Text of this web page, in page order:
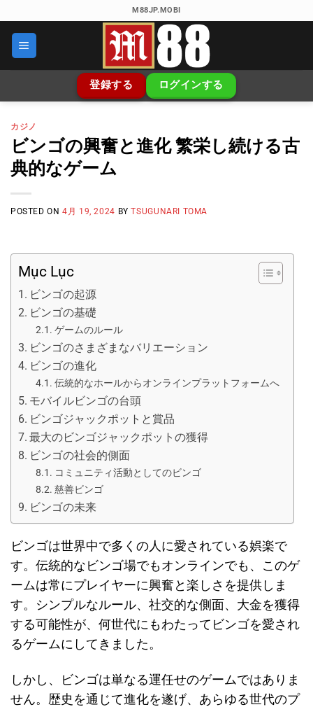
content
M88JP.MOBI
登録する ログインする
カジノ
ビンゴの興奮と進化 繁栄し続ける古
典的なゲーム
POSTED ON4月 19, 2024 BYTSUGUNARI TOMA
Mục Lục
ビンゴの起源
ビンゴの基礎
ゲームのルール
ビンゴのさまざまなバリエーション
ビンゴの進化
伝統的なホールからオンラインプラットフォームへ
モバイルビンゴの台頭
ビンゴジャックポットと賞品
最大のビンゴジャックポットの獲得
ビンゴの社会的側面
コミュニティ活動としてのビンゴ
慈善ビンゴ
ビンゴの未来
ビンゴは世界中で多くの人に愛されている娯楽で
す。伝統的なビンゴ場でもオンラインでも、このゲ
ームは常にプレイヤーに興奮と楽しさを提供しま
す。シンプルなルール、社交的な側面、大金を獲得
する可能性が、何世代にもわたってビンゴを愛され
るゲームにしてきました。
しかし、ビンゴは単なる運任せのゲームではありま
せん。歴史を通じて進化を遂げ、あらゆる世代のプ